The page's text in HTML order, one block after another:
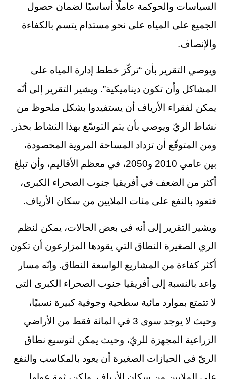
السياسات والحوكمة عاملًا أساسيًا لضمان حصول
الجميع على المياه على نحو مستدام يتسم بالكفاءة
والإنصاف.
ويوصي التقرير بأن “تركّز خطط إدارة المياه على
المشاكل وأن تكون ديناميكية”. ويشير التقرير إلى أنّه
يمكن لفقراء الأرياف أن يستفيدوا بشكل ملحوظ من
نشاط الريّ ويوصي بأن يتم التوسّع بهذا النشاط بحذر.
ومن المتوقّع أن تزداد المساحة المروية المحصودة،
بين عامي 2010 و2050، في معظم الأقاليم، وأن تبلغ
أكثر من الضعف في أفريقيا جنوب الصحراء الكبرى،
فتعود بالنفع على مئات الملايين من سكان الأرياف.
ويشير التقرير إلى أنه في بعض الحالات، يمكن لنظم
الري الصغيرة النطاق التي يقودها المزارعون أن تكون
أكثر كفاءة من المشاريع الواسعة النطاق. وإنّه مسار
واعد بالنسبة إلى أفريقيا جنوب الصحراء الكبرى التي
لا تتمتع بموارد مائية سطحية وجوفية كبيرة نسبيًا،
وحيث لا يوجد سوى 3 في المائة فقط من الأراضي
الزراعية المجهزة للريّ، وحيث يمكن لتوسيع نطاق
الريّ في الحيازات الصغيرة أن يعود بالمكاسب والنفع